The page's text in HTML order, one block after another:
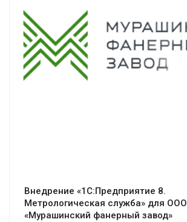
Смотреть проект
Внедрение «1С:Предприятие 8.
Метрологическая служба» для ООО
«Мурашинский фанерный завод»